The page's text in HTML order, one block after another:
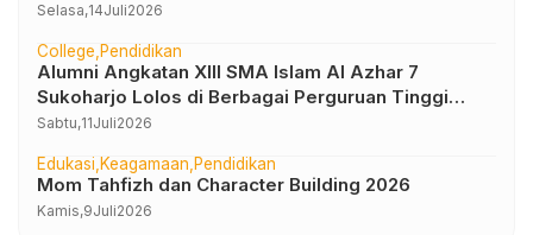
Selasa,14Juli2026
College Pendidikan
Alumni Angkatan XIII SMA Islam Al Azhar 7
Sukoharjo Lolos di Berbagai Perguruan Tinggi
Negeri dan Luar Negeri
Sabtu,11Juli2026
Edukasi Keagamaan Pendidikan
Mom Tahfizh dan Character Building 2026
Kamis,9Juli2026